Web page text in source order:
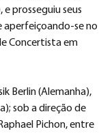
prosseguiu seus
aperfeiçoando-se no
Concertista em
Berlin (Alemanha),
sob a direção de
Pichon, entre